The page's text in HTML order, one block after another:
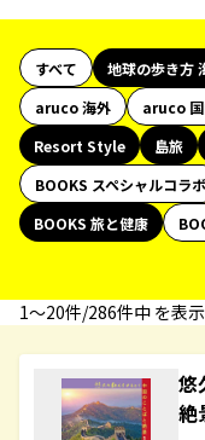
すべて 地球の歩き方
aruco 海外
aruco 国
Resort Style
島旅
BOOKS スペシャルコラボ
BOOKS 旅と健康
1〜20件/286件中 を表示
悠
絶